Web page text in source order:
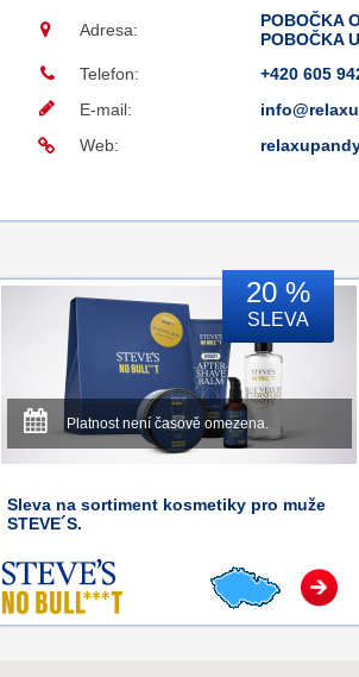
Adresa:
POBOČKA
POBOČKA
Telefon:
+420 605
E-mail:
Web:
20 %
SLEVA
Platnost není časově omezena.
Sleva na sortiment kosmetiky pro muže
STEVE´S.